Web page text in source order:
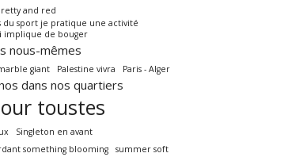
and red
du sport je pratique une activité
implique de bouger
nous-mêmes
giant Palestine vivra Paris - Alger
dans nos quartiers
toustes
Singleton en avant
something blooming
summer soft